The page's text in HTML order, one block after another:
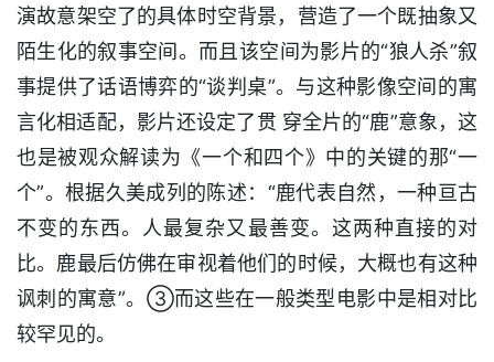
演故意架空了的具体时空背景，营造了一个既抽象又
陌生化的叙事空间。而且该空间为影片的“狼人杀”叙
事提供了话语博弈的“谈判桌”。与这种影像空间的寓
言化相适配，影片还设定了贯 穿全片的“鹿”意象，这
也是被观众解读为《一个和四个》中的关键的那“一
个”。根据久美成列的陈述：“鹿代表自然，一种亘古
不变的东西。人最复杂又最善变。这两种直接的对
比。鹿最后仿佛在审视着他们的时候，大概也有这种
讽刺的寓意”。③而这些在一般类型电影中是相对比
较罕见的。